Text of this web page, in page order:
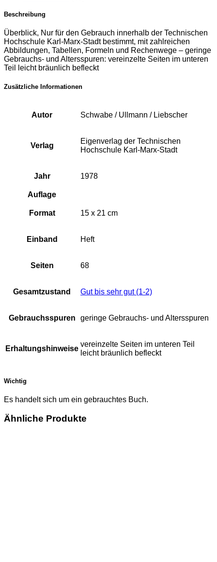
Beschreibung
Überblick, Nur für den Gebrauch innerhalb der Technischen
Hochschule Karl-Marx-Stadt bestimmt, mit zahlreichen
Abbildungen, Tabellen, Formeln und Rechenwege – geringe
Gebrauchs- und Altersspuren: vereinzelte Seiten im unteren
Teil leicht bräunlich befleckt
Zusätzliche Informationen
Autor Schwabe / Ullmann / Liebscher
Verlag
Eigenverlag der Technischen
Hochschule Karl-Marx-Stadt
Jahr 1978
Auflage
Format 15 x 21 cm
Einband Heft
Seiten 68
Gesamtzustand Gut bis sehr gut (1-2)
Gebrauchsspuren geringe Gebrauchs- und Altersspuren
Erhaltungshinweise
vereinzelte Seiten im unteren Teil
leicht bräunlich befleckt
Wichtig
Es handelt sich um ein gebrauchtes Buch.
Ähnliche Produkte